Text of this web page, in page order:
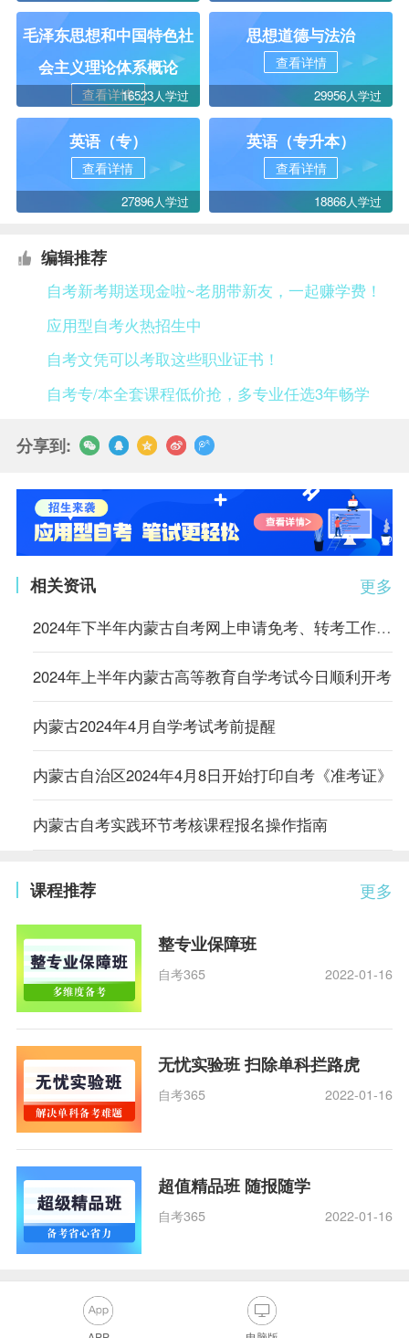
毛泽东思想和中国特色社
会主义理论体系概论
查看详情16523人学过
思想道德与法治
查看详情
29956人学过
英语（专）
查看详情
27896人学过
英语（专升本）
查看详情
18866人学过
编辑推荐
自考新考期送现金啦~老朋带新友，一起赚学费！
应用型自考火热招生中
自考文凭可以考取这些职业证书！
自考专/本全套课程低价抢，多专业任选3年畅学
分享到:
更多
相关资讯
2024年下半年内蒙古自考网上申请免考、转考工作的公告
2024年上半年内蒙古高等教育自学考试今日顺利开考
内蒙古2024年4月自学考试考前提醒
内蒙古自治区2024年4月8日开始打印自考《准考证》
内蒙古自考实践环节考核课程报名操作指南
更多
课程推荐
整专业保障班
自考365 2022-01-16
无忧实验班 扫除单科拦路虎
自考365 2022-01-16
超值精品班 随报随学
自考365 2022-01-16